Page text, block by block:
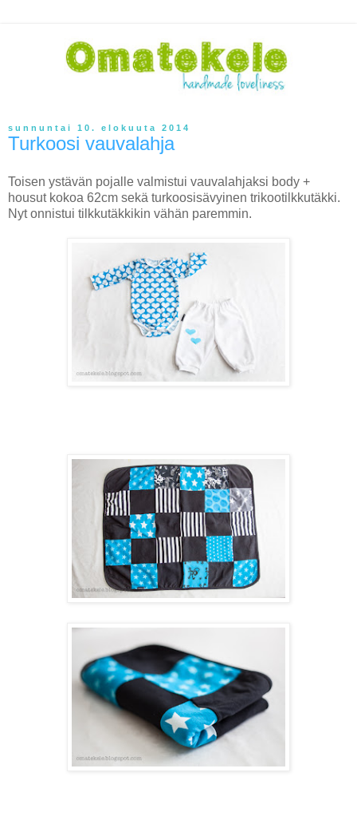
sunnuntai 10. elokuuta 2014
Turkoosi vauvalahja
Toisen ystävän pojalle valmistui vauvalahjaksi body +
housut kokoa 62cm sekä turkoosisävyinen trikootilkkutäkki.
Nyt onnistui tilkkutäkkikin vähän paremmin.